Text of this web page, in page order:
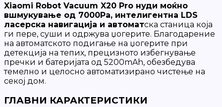
Xiaomi Robot Vacuum X20 Pro нуди моќно
вшмукување од 7000Pa, интелигентна LDS
ласерска навигација и автоматска станица која
ги пере, суши и одржува џогерите. Благодарение
на автоматското подигање на џогерите при
детекција на тепих, прецизното избегнување
пречки и батеријата од 5200mAh, обезбедува
темелно и целосно автоматизирано чистење на
секој дом.
ГЛАВНИ КАРАКТЕРИСТИКИ